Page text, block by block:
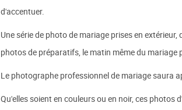
d'accentuer.
Une série de photo de mariage prises en
photos de préparatifs, le matin même du
Le photographe professionnel de mariage saura
Qu'elles soient en couleurs ou en noir, ces